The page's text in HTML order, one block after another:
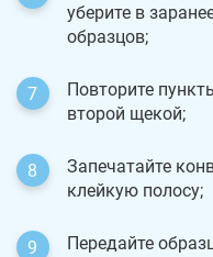
уберите в
образцов;
Повторите
второй щекой;
Запечатайте
клейкую полосу;
Передайте